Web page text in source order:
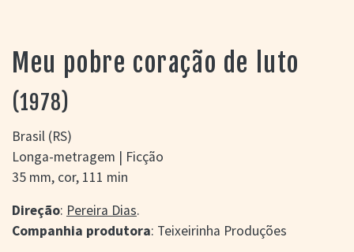
PORTAL DO
CINEMA GAÚCHO
> APRESENTAÇÃO
> BUSCA AVANÇADA
> LISTA DE FILMES
> FILMOGRAFIAS DE
CINEASTAS
> DISCOGRAFIAS
CONTATO E
LOCALIZAÇÃO
Meu pobre coração de luto
(1978)
Brasil (RS)
Longa-metragem | Ficção
35 mm, cor, 111 min
Direção: Pereira Dias.
Companhia produtora: Teixeirinha Produções